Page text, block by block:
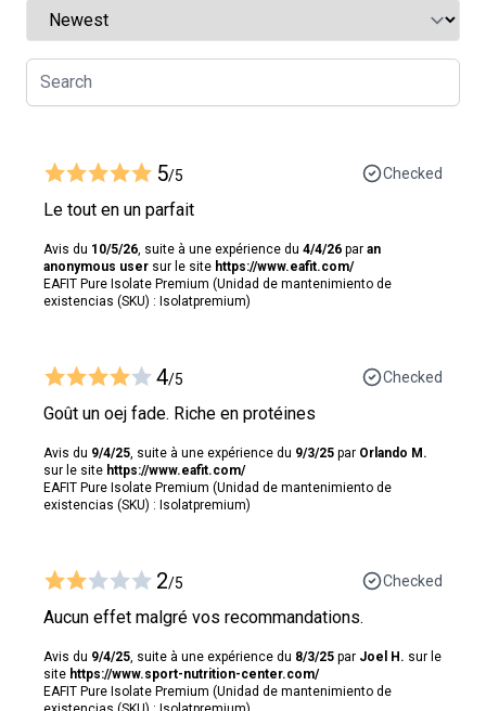
5/5 Checked
Le tout en un parfait
Avis du 10/5/26 , suite à une expérience du 4/4/26 par an
anonymous user sur le site https://www.eafit.com/
EAFIT Pure Isolate Premium (Unidad de mantenimiento de
existencias (SKU) : Isolatpremium)
4/5 Checked
Goût un oej fade. Riche en protéines
Avis du 9/4/25 , suite à une expérience du 9/3/25 par Orlando M.
sur le site https://www.eafit.com/
EAFIT Pure Isolate Premium (Unidad de mantenimiento de
existencias (SKU) : Isolatpremium)
2/5 Checked
Aucun effet malgré vos recommandations.
Avis du 9/4/25 , suite à une expérience du 8/3/25 par Joel H. sur le
site https://www.sport-nutrition-center.com/
EAFIT Pure Isolate Premium (Unidad de mantenimiento de